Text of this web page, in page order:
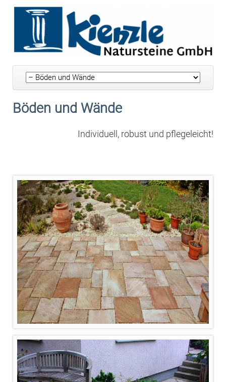
Navigation
überspringen
Böden und Wände
Individuell, robust und pflegeleicht!